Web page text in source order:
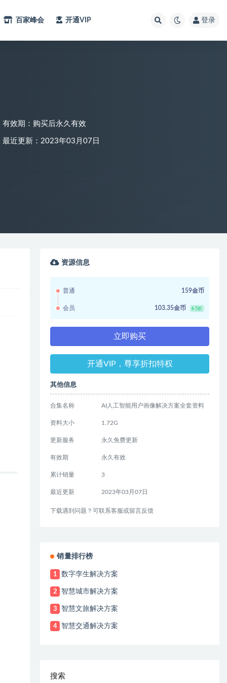
百家峰会 开通VIP 登录
有效期：购买后永久有效
最近更新：2023年03月07日
资源信息
普通 159金币
会员 103.35金币 6.5折
立即购买
开通VIP，尊享折扣特权
其他信息
合集名称 AI人工智能用户画像解决方案全套资料
资料大小 1.72G
更新服务 永久免费更新
有效期 永久有效
累计销量 3
最近更新 2023年03月07日
下载遇到问题？可联系客服或留言反馈
销量排行榜
1 数字孪生解决方案
2 智慧城市解决方案
3 智慧文旅解决方案
4 智慧交通解决方案
搜索